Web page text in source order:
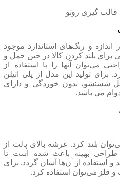
و رنگ‌های استاندارد موجود
برای بلند کردن کالا در حین حمل و
می‌توان آنها را با استفاده از
برای تولید این مدل از پلی اتیلن
شستشو، بدون خوردگی و دارای
می باشد.
را از هر ۴ جهت می‌توان بلند کرد. عرشه بالای پالت از
طراحی بهینه باعث شده است تا
و استفاده از آن‌ها آسان گردد. برای
و فلز می‌توان استفاده کرد.